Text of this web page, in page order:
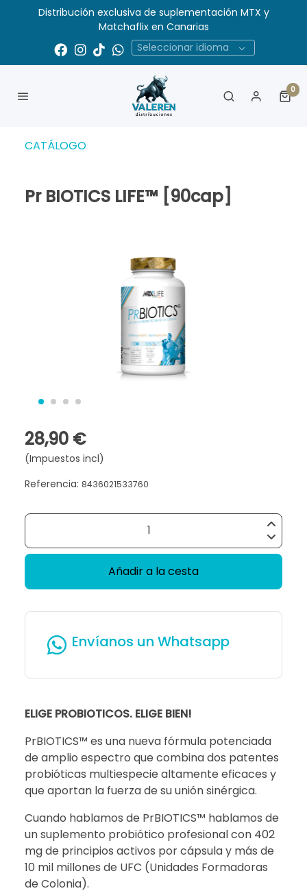
Distribución exclusiva de suplementación MTX y
Matchaflix en Canarias
Seleccionar idioma
0
CATÁLOGO
Pr BIOTICS LIFE™ [90cap]
28,90 €
(Impuestos incl)
Referencia: 8436021533760
Añadir a la cesta
Envíanos un Whatsapp
ELIGE PROBIOTICOS. ELIGE BIEN!
PrBIOTICS™ es una nueva fórmula potenciada
de amplio espectro que combina dos patentes
probióticas multiespecie altamente eficaces y
que aportan la fuerza de su unión sinérgica.
Cuando hablamos de PrBIOTICS™ hablamos de
un suplemento probiótico profesional con 402
mg de principios activos por cápsula y más de
10 mil millones de UFC (Unidades Formadoras
de Colonia).